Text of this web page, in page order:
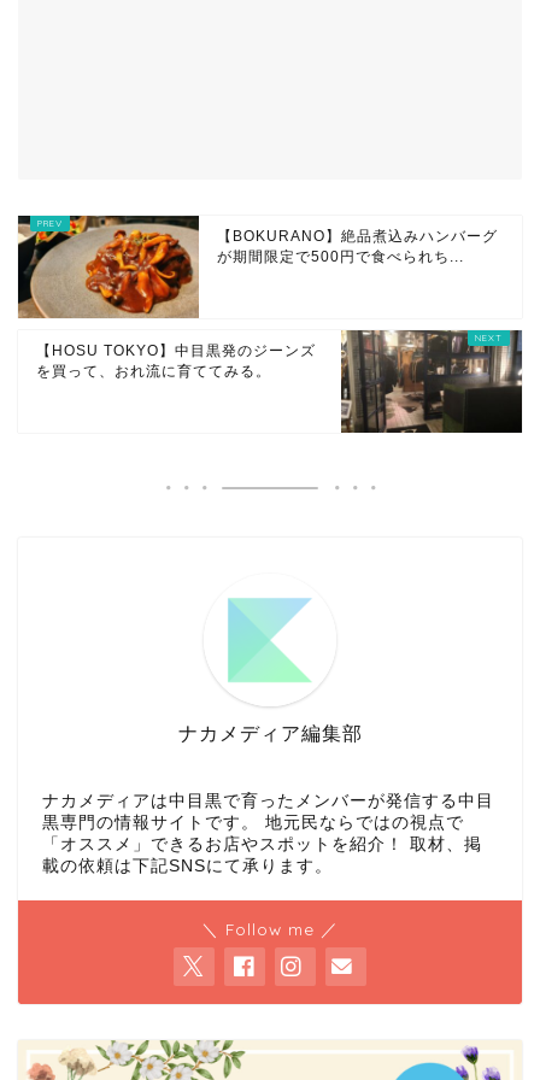
【BOKURANO】絶品煮込みハンバーグ
が期間限定で500円で食べられち...
【HOSU TOKYO】中目黒発のジーンズ
を買って、おれ流に育ててみる。
ナカメディア編集部
ナカメディアは中目黒で育ったメンバーが発信する中目
黒専門の情報サイトです。 地元民ならではの視点で
「オススメ」できるお店やスポットを紹介！ 取材、掲
載の依頼は下記SNSにて承ります。
＼ Follow me ／